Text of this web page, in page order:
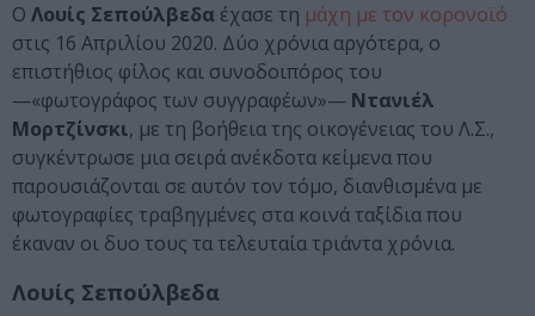
Ο Λουίς Σεπούλβεδα έχασε τη μάχη με τον κορονοϊό
στις 16 Απριλίου 2020. Δύο χρόνια αργότερα, ο
επιστήθιος φίλος και συνοδοιπόρος του
—«φωτογράφος των συγγραφέων»— Ντανιέλ
Μορτζίνσκι, με τη βοήθεια της οικογένειας του Λ.Σ.,
συγκέντρωσε μια σειρά ανέκδοτα κείμενα που
παρουσιάζονται σε αυτόν τον τόμο, διανθισμένα με
φωτογραφίες τραβηγμένες στα κοινά ταξίδια που
έκαναν οι δυο τους τα τελευταία τριάντα χρόνια.
Λουίς Σεπούλβεδα